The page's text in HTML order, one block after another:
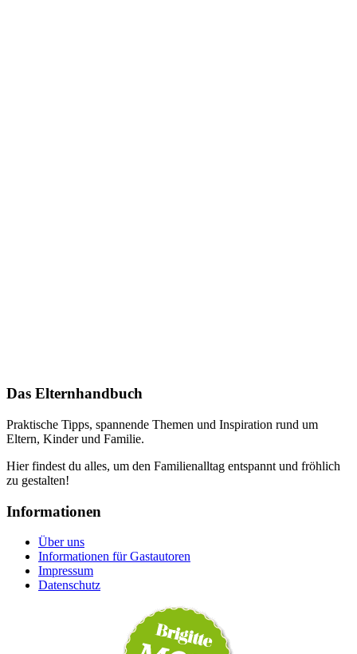
Das Elternhandbuch
Praktische Tipps, spannende Themen und Inspiration rund um
Eltern, Kinder und Familie.
Hier findest du alles, um den Familienalltag entspannt und fröhlich
zu gestalten!
Informationen
Über uns
Informationen für Gastautoren
Impressum
Datenschutz